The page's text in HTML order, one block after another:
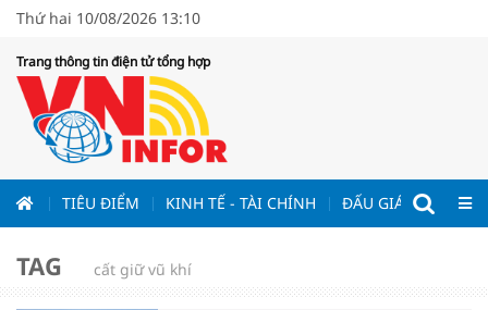
Thứ hai 10/08/2026 13:10
Trang thông tin điện tử tổng hợp
TIÊU ĐIỂM KINH TẾ - TÀI CHÍNH ĐẤU GIÁ - ĐẤU
TAG cất giữ vũ khí